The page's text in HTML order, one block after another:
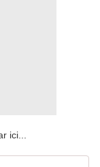
ici...